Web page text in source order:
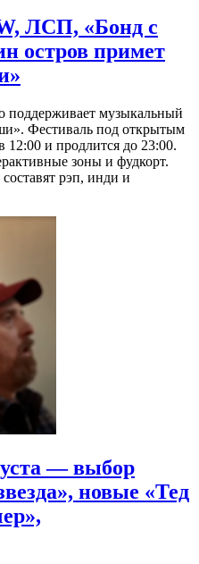
ЛСП, «Бонд с
остров примет
поддерживает музыкальный
Фестиваль под открытым
12:00 и продлится до 23:00.
зоны и фудкорт.
рэп, инди и
— выбор
новые «Тед